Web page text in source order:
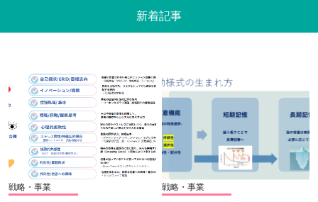
新着記事
戦略・事業 戦略・事業